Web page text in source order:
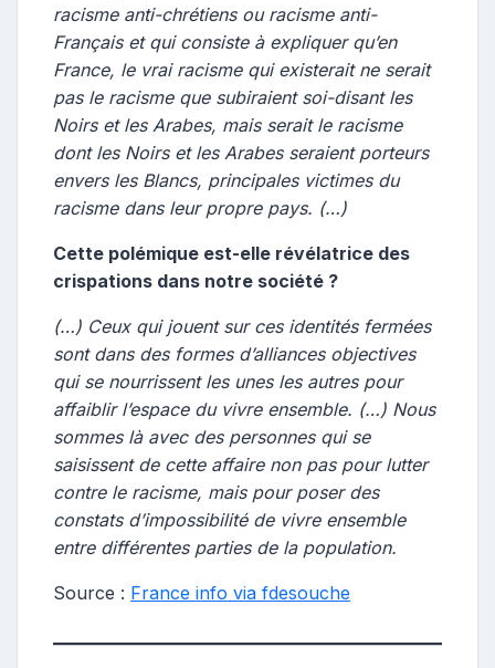
racisme anti-chrétiens ou racisme anti-
Français et qui consiste à expliquer qu’en
France, le vrai racisme qui existerait ne serait
pas le racisme que subiraient soi-disant les
Noirs et les Arabes, mais serait le racisme
dont les Noirs et les Arabes seraient porteurs
envers les Blancs, principales victimes du
racisme dans leur propre pays. (…)
Cette polémique est-elle révélatrice des
crispations dans notre société ?
(…) Ceux qui jouent sur ces identités fermées
sont dans des formes d’alliances objectives
qui se nourrissent les unes les autres pour
affaiblir l’espace du vivre ensemble. (…) Nous
sommes là avec des personnes qui se
saisissent de cette affaire non pas pour lutter
contre le racisme, mais pour poser des
constats d’impossibilité de vivre ensemble
entre différentes parties de la population.
Source : France info via fdesouche